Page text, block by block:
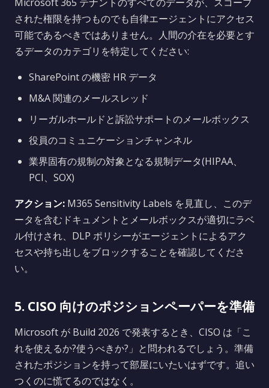
された権限を持つものでも自律エージェントにアクセス
可能であるべきではありません。人間の介在を必要とす
るデータのカテゴリを特定してください:
SharePoint の機密 HR データ
M&A 関連のメールスレッド
リーガルホールドと訴訟サポートのメールボックス
役員のコミュニケーションチャンネル
業界固有の規制の対象となる規制データ(HIPAA、
PCI、SOX)
アクション: M365 Sensitivity Labels を見直し、このデ
ータを含むドキュメントとメールボックスが適切にラベ
ル付けされ、DLP ポリシーがエージェントによるアク
セスや持ち出しをブロックすることを確認してくださ
い。
5. CISO 向けのポジションペーパーを準備
Microsoft が Build 2026 で発表するとき、CISO は「こ
れを使えるか?使うべきか?」と問われるでしょう。準備
されたポジションを持って部屋にいたいはずです。追い
つくのに慌てるのではなく。